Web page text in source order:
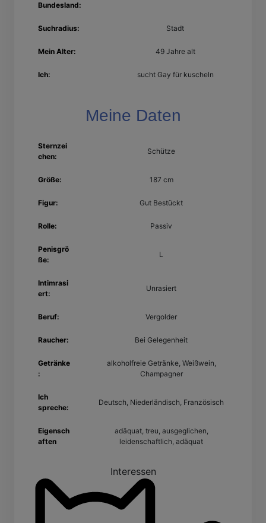
Bundesland:
Suchradius: Stadt
Mein Alter: 49 Jahre alt
Ich: sucht Gay für kuscheln
Meine Daten
Sternzei
chen:
Schütze
Größe: 187 cm
Figur: Gut Bestückt
Rolle: Passiv
Penisgrö
ße:
L
Intimrasi
ert:
Unrasiert
Beruf: Vergolder
Raucher: Bei Gelegenheit
Getränke
:
alkoholfreie Getränke, Weißwein,
Champagner
Ich
spreche:
Deutsch, Niederländisch, Französisch
Eigensch
aften
adäquat, treu, ausgeglichen,
leidenschaftlich, adäquat
Interessen